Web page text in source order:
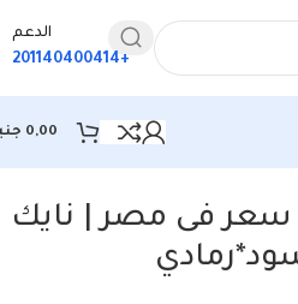
الدعم
+201140400414
0,00
سعر فى مصر | نايك